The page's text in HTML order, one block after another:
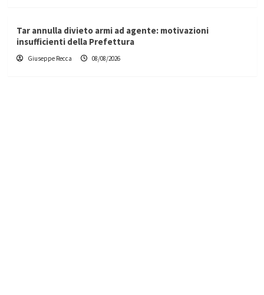
Tar annulla divieto armi ad agente: motivazioni
insufficienti della Prefettura
Giuseppe Recca 08/08/2026